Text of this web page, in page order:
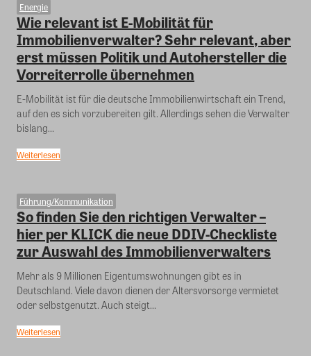
Energie
Wie relevant ist E-Mobilität für
Immobilienverwalter? Sehr relevant, aber
erst müssen Politik und Autohersteller die
Vorreiterrolle übernehmen
E-Mobilität ist für die deutsche Immobilienwirtschaft ein Trend,
auf den es sich vorzubereiten gilt. Allerdings sehen die Verwalter
bislang...
Weiterlesen
Führung/Kommunikation
So finden Sie den richtigen Verwalter –
hier per KLICK die neue DDIV-Checkliste
zur Auswahl des Immobilienverwalters
Mehr als 9 Millionen Eigentumswohnungen gibt es in
Deutschland. Viele davon dienen der Altersvorsorge vermietet
oder selbstgenutzt. Auch steigt...
Weiterlesen